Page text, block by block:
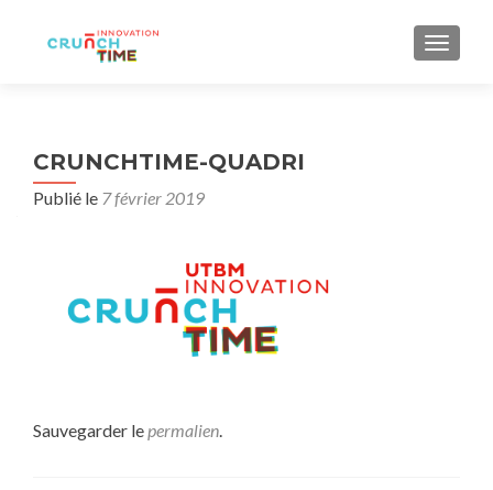
CRUNCHTIME-QUADRI
Publié le 7 février 2019
Sauvegarder lepermalien.